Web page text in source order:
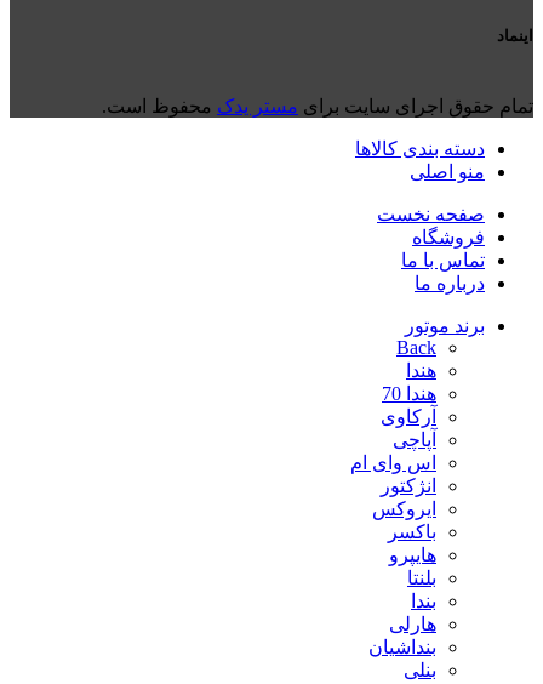
اینماد
تمام حقوق اجرای سایت برای مستر یدک محفوظ است.
دسته بندی کالاها
منو اصلی
صفحه نخست
فروشگاه
تماس با ما
درباره ما
برند موتور
Back
هندا
هندا 70
آرکاوی
آپاچی
اس وای ام
انژکتور
ایروکس
باکسر
هایپرو
بلنتا
بندا
هارلی
بنداشیان
بنلی